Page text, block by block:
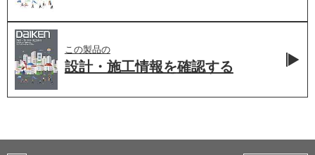
この製品の
設計・施工情報を確認する